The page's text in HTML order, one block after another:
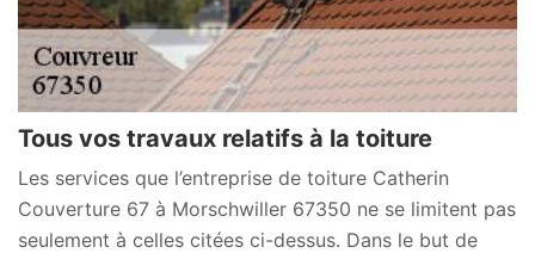
Tous vos travaux relatifs à la toiture
Les services que l’entreprise de toiture Catherin
Couverture 67 à Morschwiller 67350 ne se limitent pas
seulement à celles citées ci-dessus. Dans le but de